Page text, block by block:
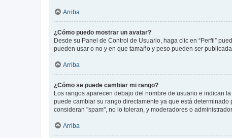
Arriba
¿Cómo puedo mostrar un avatar?
Desde su Panel de Control de Usuario, haga clic en “Perfil”
pueden usar o no y en que tamaño y peso pueden ser
Arriba
¿Cómo se puede cambiar mi rango?
Los rangos aparecen debajo del nombre de usuario e indican
puede cambiar su rango directamente ya que está
consideran "spam", no lo toleran, y moderadores o
Arriba